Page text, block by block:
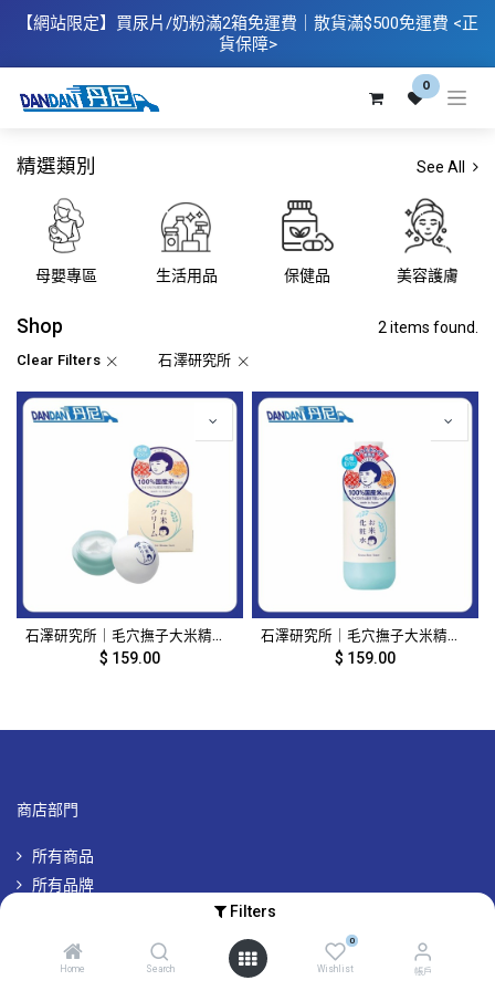
Filters
Home Search
0
Wishlist 帳戶
【網站限定】 買尿片/奶粉滿2箱免運費｜散​貨滿$500免運費 <正
貨保障>
0
精選類別 See All
母嬰專區 生活用品 保健品 美容護膚
Shop 2 items found.
Clear Filters 石澤研究所
石澤研究所｜毛穴撫子大米精華保濕凝霜｜30g｜17863
$ 159.00
石澤研究所｜毛穴撫子大米精華保濕化妝水｜300ml｜17862
$ 159.00
商店部門
所有商品
所有品牌
帳戶及其他資訊